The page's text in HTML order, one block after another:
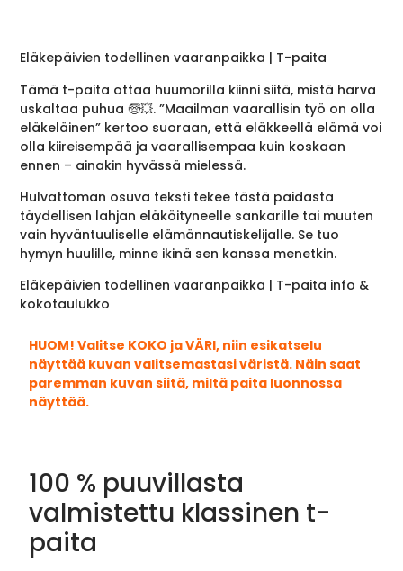
Eläkepäivien todellinen vaaranpaikka | T-paita
Tämä t-paita ottaa huumorilla kiinni siitä, mistä harva
uskaltaa puhua 🧓💥. ”Maailman vaarallisin työ on olla
eläkeläinen” kertoo suoraan, että eläkkeellä elämä voi
olla kiireisempää ja vaarallisempaa kuin koskaan
ennen – ainakin hyvässä mielessä.
Hulvattoman osuva teksti tekee tästä paidasta
täydellisen lahjan eläköityneelle sankarille tai muuten
vain hyväntuuliselle elämännautiskelijalle. Se tuo
hymyn huulille, minne ikinä sen kanssa menetkin.
Eläkepäivien todellinen vaaranpaikka | T-paita info &
kokotaulukko
HUOM! Valitse KOKO ja VÄRI, niin esikatselu
näyttää kuvan valitsemastasi väristä. Näin saat
paremman kuvan siitä, miltä paita luonnossa
näyttää.
100 % puuvillasta
valmistettu klassinen t-
paita